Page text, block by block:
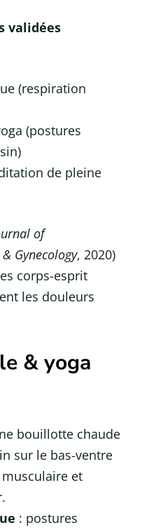
validées
(respiration
(postures
de pleine
of
Gynecology, 2020)
corps-esprit
les douleurs
& yoga
bouillotte chaude
sur le bas-ventre
et
: postures